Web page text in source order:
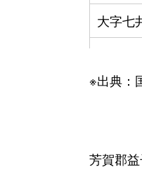
大字七
大字塙
大字益
※出典：
芳賀郡